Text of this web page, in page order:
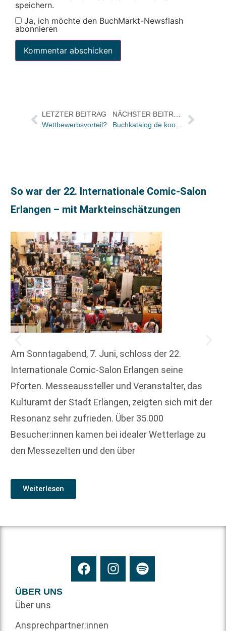
speichern.
Ja, ich möchte den BuchMarkt-Newsflash
abonnieren
LETZTER BEITRAG
Wettbewerbsvorteil?
So war der 22. Internationale Comic-Salon
Erlangen – mit Markteinschätzungen
Am Sonntagabend, 7. Juni, schloss der 22.
Internationale Comic-Salon Erlangen seine
Pforten. Messeaussteller und Veranstalter, das
Kulturamt der Stadt Erlangen, zeigten sich mit der
Resonanz sehr zufrieden. Über 35.000
Besucher:innen kamen bei idealer Wetterlage zu
den Messezelten und den über
Weiterlesen
ÜBER UNS
Über uns
Ansprechpartner:innen